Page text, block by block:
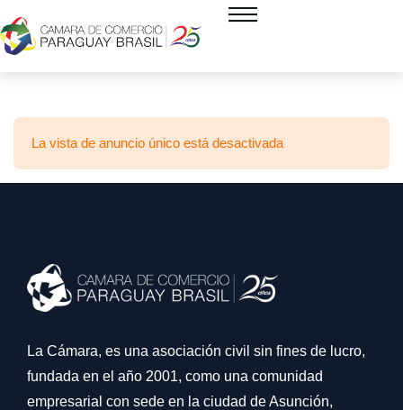
La vista de anuncio único está desactivada
La Cámara, es una asociación civil sin fines de lucro,
fundada en el año 2001, como una comunidad
empresarial con sede en la ciudad de Asunción,